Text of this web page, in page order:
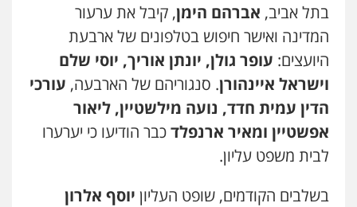
בתל אביב, אברהם הימן, קיבל את ערעור
המדינה ואישר חיפוש בטלפונים של ארבעת
היועצים: עופר גולן, יונתן אוריך, יוסי שלם
וישראל איינהורן. סנגוריהם של הארבעה, עורכי
הדין עמית חדד, נועה מילשטיין, ליאור
אפשטיין ומאיר ארנפלדכבר הודיעו כי יערערו
לבית משפט עליון.
בשלבים הקודמים, שופט העליון יוסף אלרון